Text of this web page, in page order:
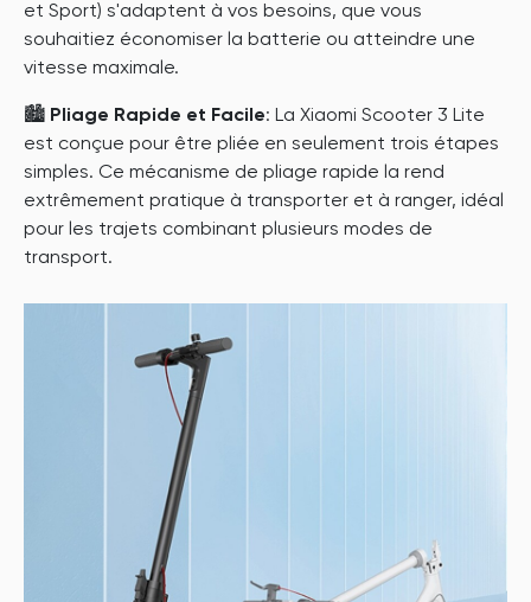
et Sport) s'adaptent à vos besoins, que vous
souhaitiez économiser la batterie ou atteindre une
vitesse maximale.
🏙️ Pliage Rapide et Facile: La Xiaomi Scooter 3 Lite
est conçue pour être pliée en seulement trois étapes
simples. Ce mécanisme de pliage rapide la rend
extrêmement pratique à transporter et à ranger, idéal
pour les trajets combinant plusieurs modes de
transport.